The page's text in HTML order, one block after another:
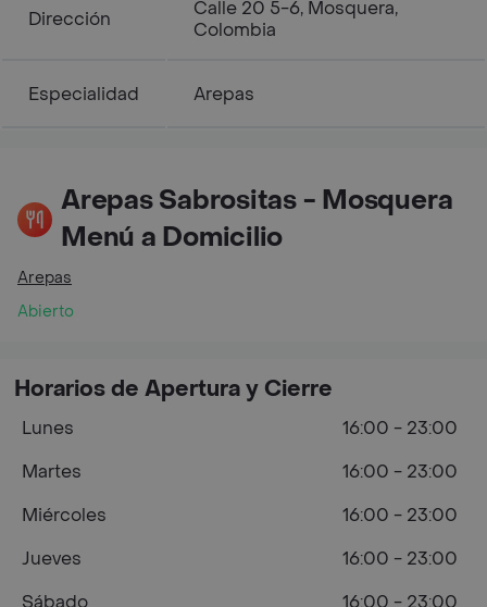
Dirección
Calle 20 5-6, Mosquera,
Colombia
Especialidad Arepas
Arepas Sabrositas - Mosquera
Menú a Domicilio
Arepas
Abierto
Horarios de Apertura y Cierre
Lunes
16:00 - 23:00
Martes
16:00 - 23:00
Miércoles
16:00 - 23:00
Jueves
16:00 - 23:00
Sábado
16:00 - 23:00